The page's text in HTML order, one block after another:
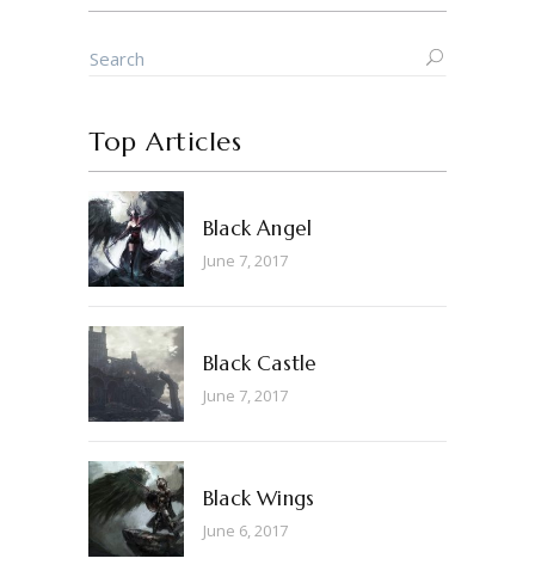
Top Articles
Black Angel
June 7, 2017
Black Castle
June 7, 2017
Black Wings
June 6, 2017